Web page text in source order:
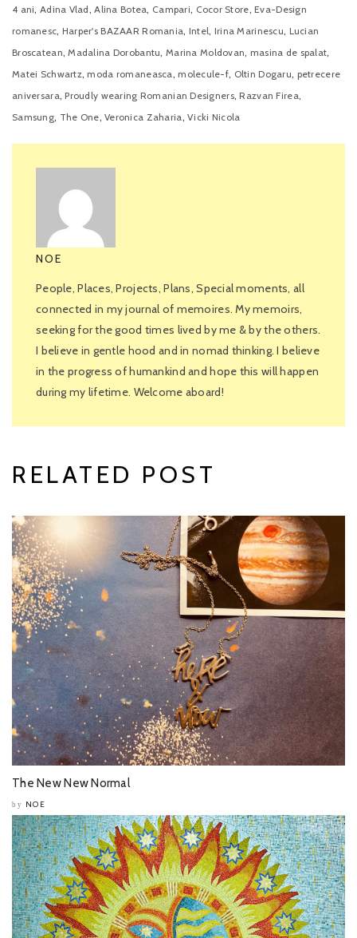
4 ani, Adina Vlad,Alina Botea, Campari, Cocor Store,Eva-Design
romanesc, Harper's BAZAAR Romania, Intel, Irina Marinescu, Lucian
Broscatean,Madalina Dorobantu, Marina Moldovan, masina de spalat,
Matei Schwartz,moda romaneasca,molecule-f, Oltin Dogaru, petrecere
aniversara,Proudly wearing Romanian Designers,Razvan Firea,
Samsung, The One,Veronica Zaharia,Vicki Nicola
NOE
People, Places, Projects, Plans, Special moments, all
connected in my journal of memoires. My memoirs,
seeking for the good times lived by me & by the others.
I believe in gentle hood and in nomad thinking. I believe
in the progress of humankind and hope this will happen
during my lifetime. Welcome aboard!
RELATED POST
The New New Normal
by NOE